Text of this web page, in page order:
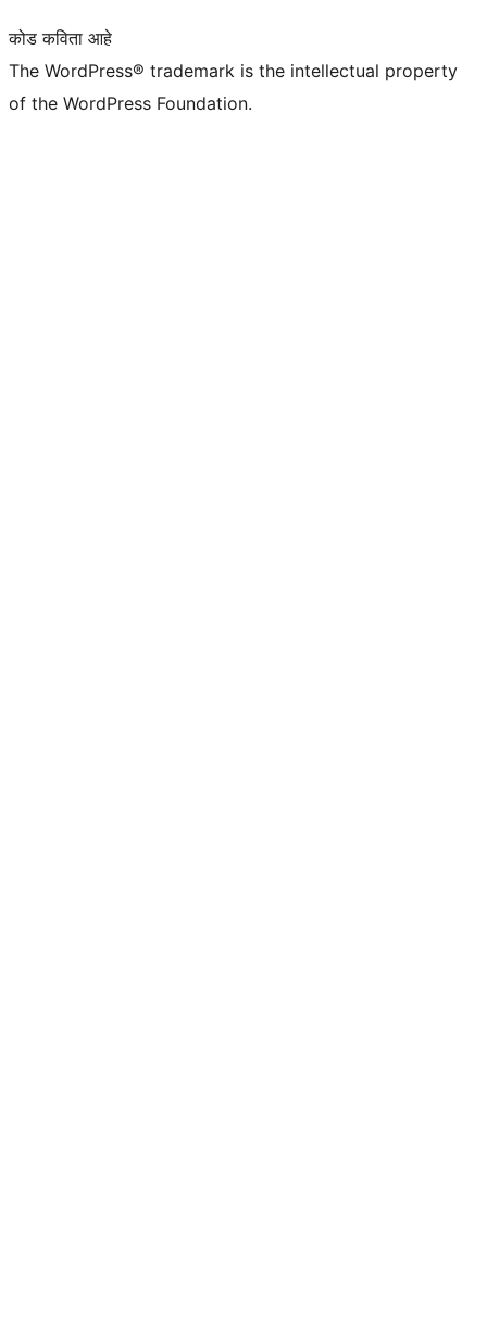
कोड कविता आहे
The WordPress® trademark is the intellectual property
of the WordPress Foundation.